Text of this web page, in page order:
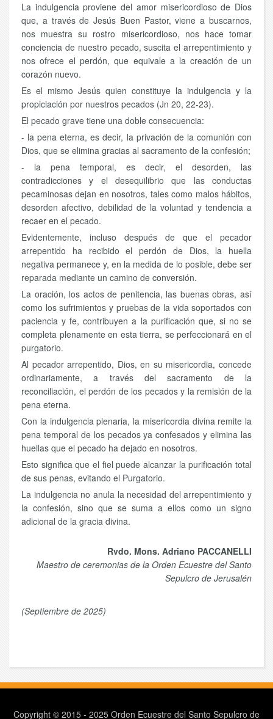
La indulgencia proviene del amor misericordioso de Dios
que, a través de Jesús Buen Pastor, viene a buscarnos,
nos muestra su rostro misericordioso, nos hace tomar
conciencia de nuestro pecado, suscita el arrepentimiento y
nos ofrece el perdón, que equivale a la creación de un
corazón nuevo.
Es el mismo Jesús quien constituye la indulgencia y la
propiciación por nuestros pecados (Jn 20, 22-23).
El pecado grave tiene una doble consecuencia:
- la pena eterna, es decir, la privación de la comunión con
Dios, que se elimina gracias al sacramento de la confesión;
- la pena temporal, es decir, el desorden, las
contradicciones y el desequilibrio que las conductas
pecaminosas dejan en nosotros, tales como malos hábitos,
desorden afectivo, debilidad de la voluntad y tendencia a
recaer en el pecado.
Evidentemente, incluso después de que el pecador
arrepentido ha recibido el perdón de Dios, la huella
negativa permanece y, en la medida de lo posible, debe ser
reparada mediante un camino de conversión.
La oración, los actos de penitencia, las buenas obras, así
como los sufrimientos y pruebas de la vida soportados con
paciencia y fe, contribuyen a la purificación que, si no se
completa plenamente en esta tierra, se perfeccionará en el
purgatorio.
Al pecador arrepentido, Dios, en su misericordia, concede
ordinariamente, a través del sacramento de la
reconciliación, el perdón de los pecados y la remisión de la
pena eterna.
Con la indulgencia plenaria, la misericordia divina remite la
pena temporal de los pecados ya confesados y elimina las
huellas que el pecado ha dejado en nosotros.
Esto significa que el fiel puede alcanzar la purificación total
de sus penas, evitando el Purgatorio.
La indulgencia no anula la necesidad del arrepentimiento y
la confesión, sino que se suma a ellos como un signo
adicional de la gracia divina.
Rvdo. Mons. Adriano PACCANELLI
Maestro de ceremonias de la Orden Ecuestre del Santo
Sepulcro de Jerusalén
(Septiembre de 2025)
Copyright © 2015 - 2025 Orden Ecuestre del Santo Sepulcro de